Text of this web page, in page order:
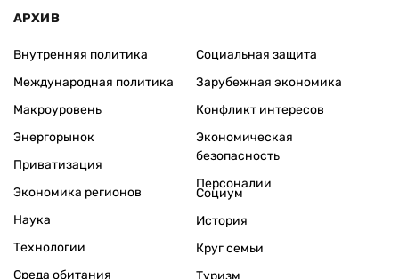
АРХИВ
Внутренняя политика
Международная политика
Макроуровень
Энергорынок
Приватизация
Экономика регионов
Социальная защита
Зарубежная экономика
Конфликт интересов
Экономическая
безопасность
Персоналии
Наука
Технологии
Среда обитания
Социум
История
Круг семьи